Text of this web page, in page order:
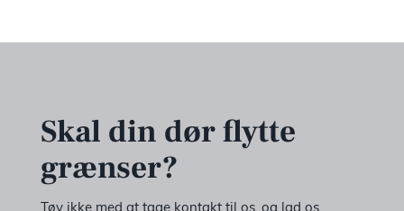
Skal din dør flytte
grænser?